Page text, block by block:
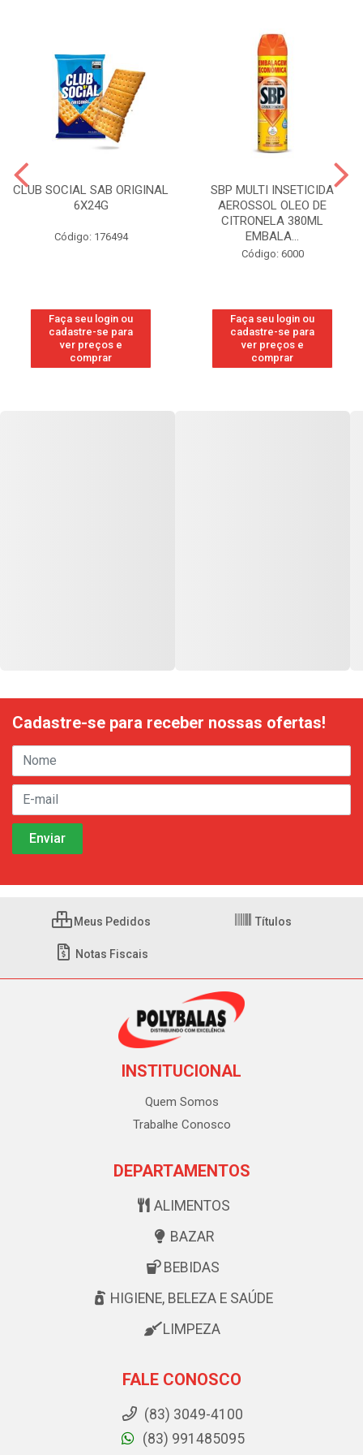
CLUB SOCIAL SAB ORIGINAL
6X24G
Código: 176494
Faça seu login ou
cadastre-se para
ver preços e
comprar
SBP MULTI INSETICIDA
AEROSSOL OLEO DE
CITRONELA 380ML
EMBALA...
Código: 6000
Faça seu login ou
cadastre-se para
ver preços e
comprar
Cadastre-se para receber nossas ofertas!
Meus Pedidos Títulos
Notas Fiscais
INSTITUCIONAL
Quem Somos
Trabalhe Conosco
DEPARTAMENTOS
ALIMENTOS
BAZAR
BEBIDAS
HIGIENE, BELEZA E SAÚDE
LIMPEZA
FALE CONOSCO
(83) 3049-4100
(83) 991485095